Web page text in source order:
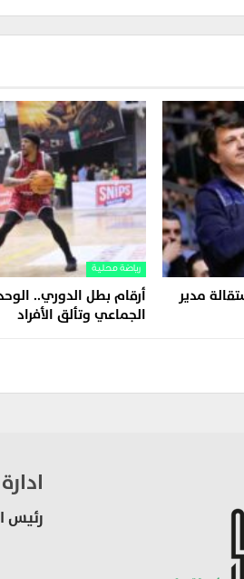
مدير
رياضة محلية
أرقام بطل الدوري..
الجماعي وتألق الأفراد
رئيس